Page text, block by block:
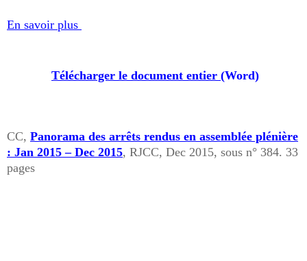
En savoir plus
Télécharger le document entier (Word)
CC, Panorama des arrêts rendus en assemblée plénière
: Jan 2015 – Dec 2015, RJCC, Dec 2015, sous n° 384. 33
pages